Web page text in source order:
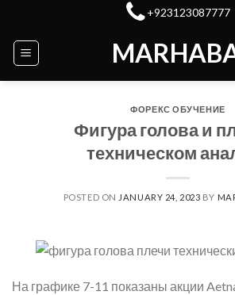
content
+923123087777
ФОРЕКС ОБУЧЕНИЕ
Фигура голова и
техническом
POSTED ON JANUARY 24, 2023 BY
На графике 7-11 показаны акции